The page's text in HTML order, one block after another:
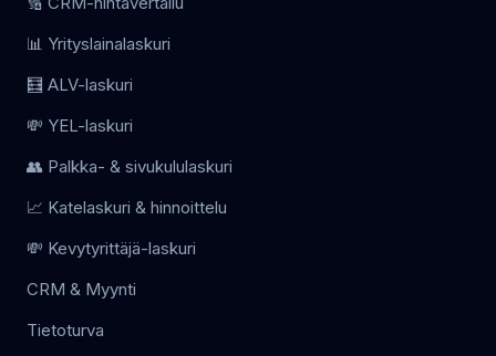
📊 Yrityslainalaskuri
🧮 ALV-laskuri
💸 YEL-laskuri
👥 Palkka- & sivukululaskuri
📈 Katelaskuri & hinnoittelu
💸 Kevytyrittäjä-laskuri
CRM & Myynti
Tietoturva